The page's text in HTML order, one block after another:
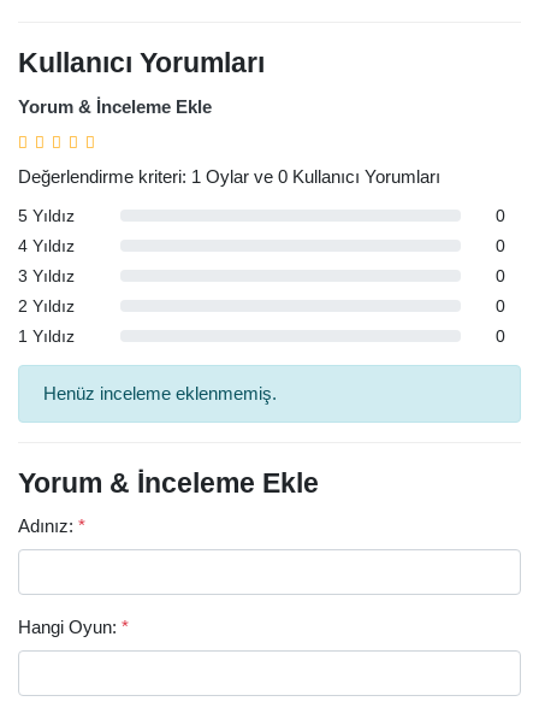
Kullanıcı Yorumları
Yorum & İnceleme Ekle
Değerlendirme kriteri: 1 Oylar ve 0 Kullanıcı Yorumları
5 Yıldız
0
4 Yıldız
0
3 Yıldız
0
2 Yıldız
0
1 Yıldız
0
Henüz inceleme eklenmemiş.
Yorum & İnceleme Ekle
Adınız: *
Hangi Oyun: *